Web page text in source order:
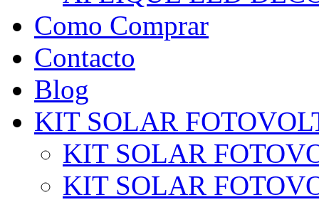
Como Comprar
Contacto
Blog
KIT SOLAR
KIT SOLAR
KIT SOLAR